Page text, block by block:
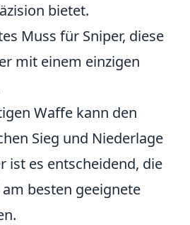
bietet.
Muss für Sniper, diese
mit einem einzigen
Waffe kann den
Sieg und Niederlage
ist es entscheidend, die
besten geeignete